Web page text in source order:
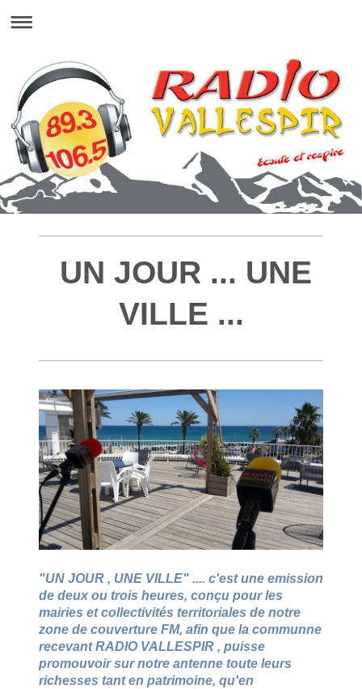
UN JOUR ... UNE
VILLE ...
"UN JOUR , UNE VILLE" .... c'est une emission
de deux ou trois heures, conçu pour les
mairies et collectivités territoriales de notre
zone de couverture FM, afin que la communne
recevant RADIO VALLESPIR , puisse
promouvoir sur notre antenne toute leurs
richesses tant en patrimoine, qu'en